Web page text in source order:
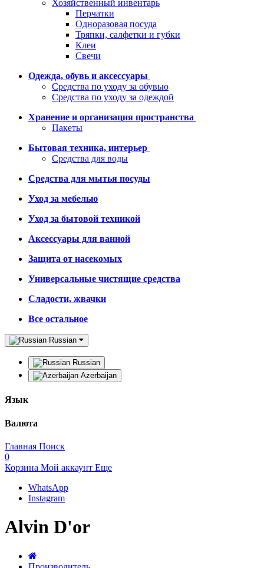
Хозяйственный инвентарь
Перчатки
Одноразовая посуда
Тряпки, салфетки и губки
Клеи
Свечи
Одежда, обувь и аксессуары
Средства по уходу за обувью
Средства по уходу за одеждой
Хранение и организация пространства
Пакеты
Бытовая техника, интерьер
Средства для воды
Средства для мытья посуды
Уход за мебелью
Уход за бытовой техникой
Аксессуары для ванной
Защита от насекомых
Универсальные чистящие средства
Сладости, жвачки
Все остальное
Russian
Russian
Azerbaijan
Язык
Валюта
Главная Поиск
0
Корзина Мой аккаунт Еще
WhatsApp
Instagram
Alvin D'or